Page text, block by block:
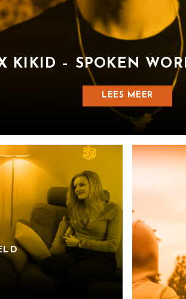
KIKID – SPOKEN
LEES MEER